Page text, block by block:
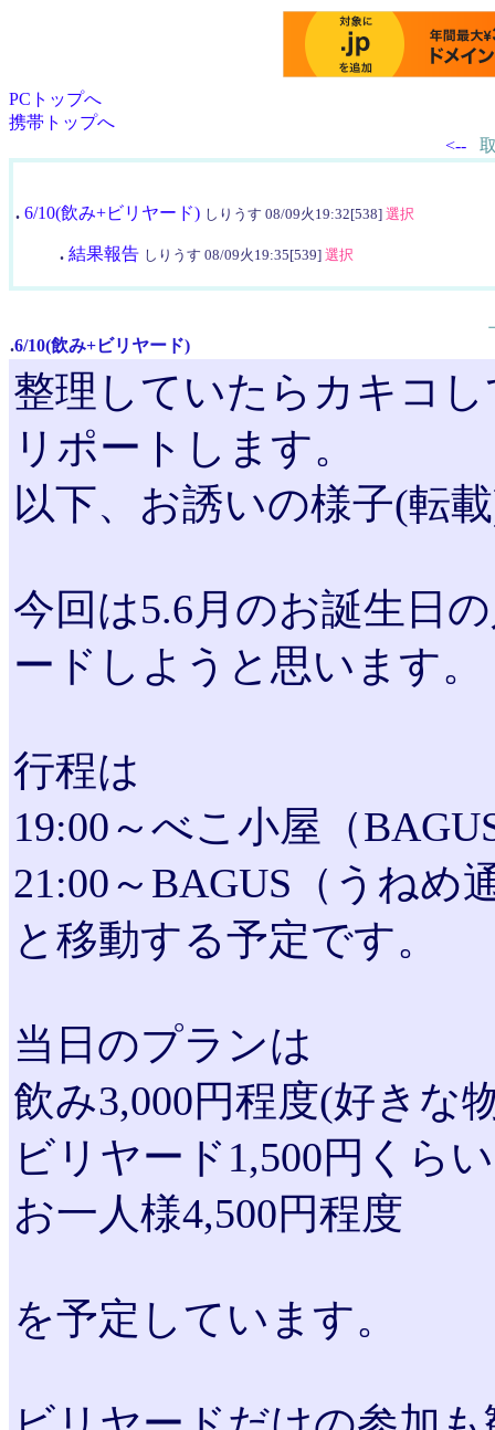
PCトップへ
携帯トップへ
<--
. 6/10(飲み+ビリヤード) しりうす 08/09火19:32[538] 選択
. 結果報告 しりうす 08/09火19:35[539] 選択
.6/10(飲み+ビリヤード)
整理していたらカキコ
リポートします。
以下、お誘いの様子(転
今回は5.6月のお誕生日
ードしようと思います。
行程は
19:00～べこ小屋（
21:00～BAGUS（うねめ
と移動する予定です。
当日のプランは
飲み3,000円程度(好きな
ビリヤード1,500円くら
お一人様4,500円程度
を予定しています。